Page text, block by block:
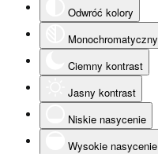
Odwróć kolory
Monochromatyczny
Ciemny kontrast
Jasny kontrast
Niskie nasycenie
Wysokie nasycenie